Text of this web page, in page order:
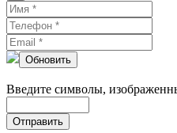
Обновить
Введите символы,
Отправить